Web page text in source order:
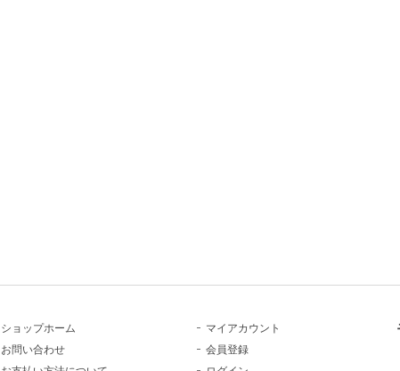
ショップホーム
お問い合わせ
マイアカウント
会員登録